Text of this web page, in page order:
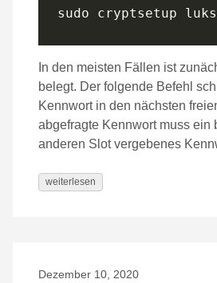
In den meisten Fällen ist
belegt. Der folgende Befehl
Kennwort in den nächsten
abgefragte Kennwort muss ein
anderen Slot vergebenes
weiterlesen
Dezember 10, 2020